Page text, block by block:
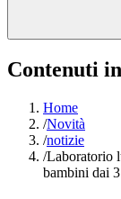
Contenuti
Home
/Novità
/notizie
/Laboratorio
bambini dai